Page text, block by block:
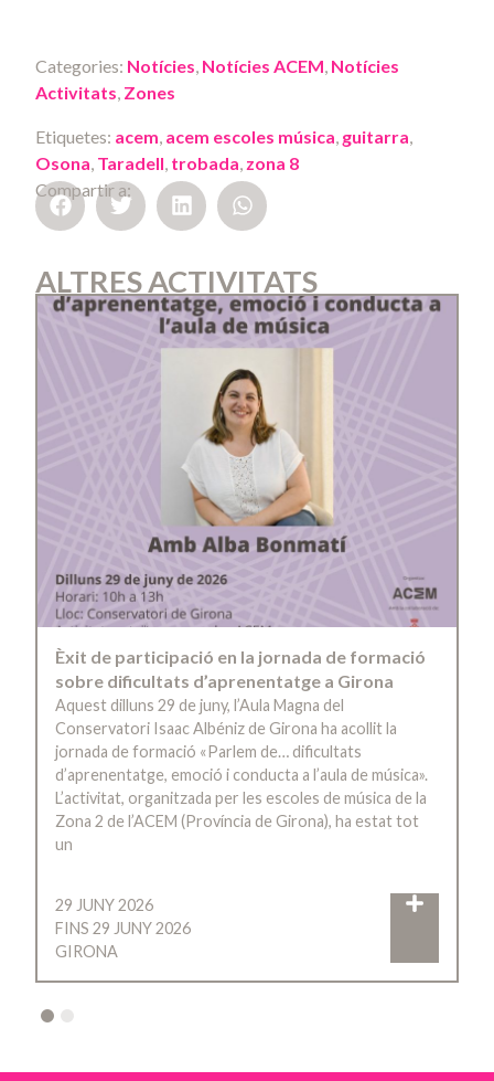
Categories: Notícies, Notícies ACEM, Notícies
Activitats, Zones
Etiquetes: acem, acem escoles música, guitarra,
Osona, Taradell, trobada, zona 8
Compartir a:
ALTRES ACTIVITATS
Èxit de participació en la jornada de formació
sobre dificultats d’aprenentatge a Girona
Aquest dilluns 29 de juny, l’Aula Magna del
Conservatori Isaac Albéniz de Girona ha acollit la
jornada de formació «Parlem de… dificultats
d’aprenentatge, emoció i conducta a l’aula de música».
L’activitat, organitzada per les escoles de música de la
Zona 2 de l’ACEM (Província de Girona), ha estat tot
un
29 JUNY 2026
FINS 29 JUNY 2026
GIRONA